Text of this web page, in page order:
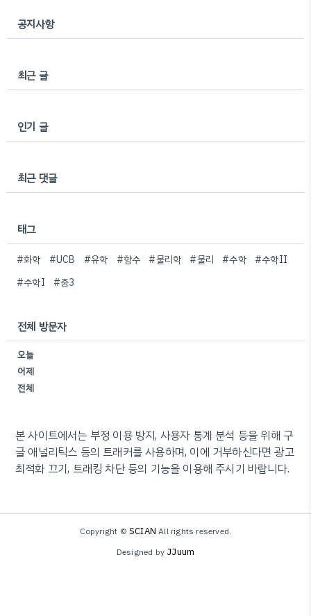
공지사항
최근 글
인기 글
최근 댓글
태그
#화학 #UCB #유학 #함수 #물리학 #물리 #수학 #수학II
#수학I
#중3
전체 방문자
오늘
어제
전체
본 사이트에서는 부정 이용 방지, 사용자 통계 분석 등을 위해 구
글 애널리틱스 등의 트래커를 사용하며, 이에 거부하신다면 광고
최적화 끄기, 트래킹 차단 등의 기능을 이용해 주시기 바랍니다.
Copyright ©SCIAN All rights reserved.
Designed by JJuum